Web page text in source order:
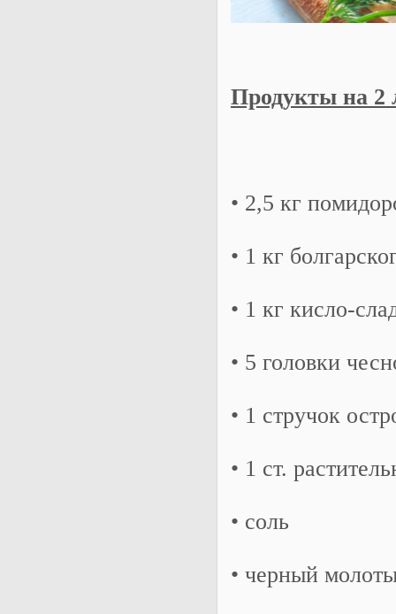
Продукты на 2
• 2,5 кг
• 1 кг
• 1 кг кисло-
• 5 головки
• 1 стручок
• 1 ст.
• соль
• черный